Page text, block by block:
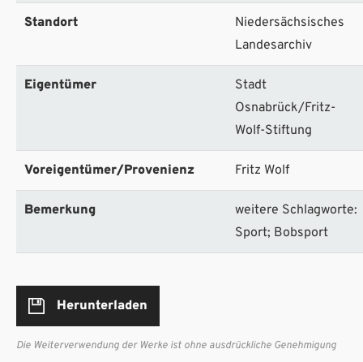
Standort
Niedersächsisches
Landesarchiv
Eigentümer
Stadt
Osnabrück/Fritz-
Wolf-Stiftung
Voreigentümer/Provenienz Fritz Wolf
Bemerkung
weitere Schlagworte:
Sport; Bobsport
Herunterladen
Die Weiterverwendung der Werke ist ohne ausdrückliche Genehmigung